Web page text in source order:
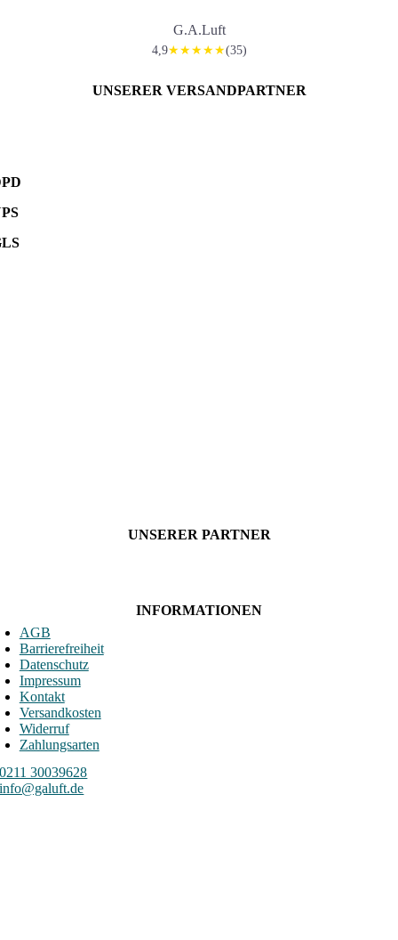
G.A.Luft
4,9★★★★★(35)
UNSERER VERSANDPARTNER
UNSERER PARTNER
INFORMATIONEN
AGB
Barrierefreiheit
Datenschutz
Impressum
Kontakt
Versandkosten
Widerruf
Zahlungsarten
0211 30039628
info@galuft.de